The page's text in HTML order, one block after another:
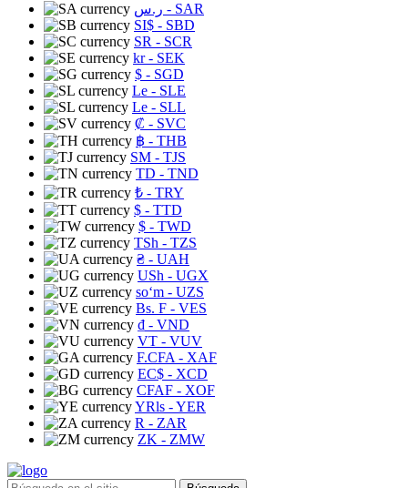
ر.س - SAR
SI$ - SBD
SR - SCR
kr- SEK
$ - SGD
Le - SLE
Le - SLL
₡ - SVC
฿ - THB
ЅМ - TJS
TD - TND
₺ - TRY
$ - TTD
$ - TWD
TSh - TZS
₴ - UAH
USh - UGX
soʻm - UZS
Bs. F - VES
₫ - VND
VT - VUV
F.CFA - XAF
EC$ - XCD
CFAF - XOF
YRls - YER
R - ZAR
ZK - ZMW